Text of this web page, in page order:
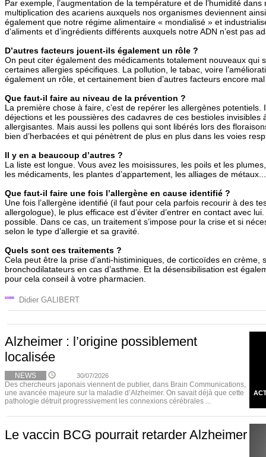
Par exemple, l’augmentation de la température et de l’humidité
multiplication des acariens auxquels nos organismes deviennent
également que notre régime alimentaire « mondialisé » et
d’aliments et d’ingrédients différents auxquels notre ADN n’est pas
D’autres facteurs jouent-ils également un rôle ?
On peut citer également des médicaments totalement nouveaux qui
certaines allergies spécifiques. La pollution, le tabac, voire
également un rôle, et certainement bien d’autres facteurs encore
Que faut-il faire au niveau de la prévention ?
La première chose à faire, c’est de repérer les allergènes potentiels.
déjections et les poussières des cadavres de ces bestioles invisibles
allergisantes. Mais aussi les pollens qui sont libérés lors des
bien d’herbacées et qui pénètrent de plus en plus dans les voies
Il y en a beaucoup d’autres ?
La liste est longue. Vous avez les moisissures, les poils et les
les médicaments, les plantes d’appartement, les alliages de métaux...
Que faut-il faire une fois l’allergène en cause identifié ?
Une fois l’allergène identifié (il faut pour cela parfois recourir à des
allergologue), le plus efficace est d’éviter d’entrer en contact avec
possible. Dans ce cas, un traitement s’impose pour la crise et si
selon le type d’allergie et sa gravité.
Quels sont ces traitements ?
Cela peut être la prise d’anti-histiminiques, de corticoïdes en crème,
bronchodilatateurs en cas d’asthme. Et la désensibilisation est
pour cela conseil à votre pharmacien.
Didier GALIBERT
Alzheimer : l’origine possiblement
localisée
NEWS 30/07/2026
Des chercheurs japonais viennent de publier, dans Brain Communications,
une avancée majeure sur la maladie d’Alzheimer. On savait déjà que cette
pathologie détruit progressivement les connexions cérébrales ...
Le vaccin BCG pourrait retarder Alzheimer